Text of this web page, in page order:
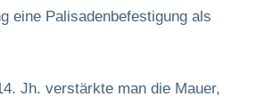
eine Palisadenbefestigung als
Jh. verstärkte man die Mauer,